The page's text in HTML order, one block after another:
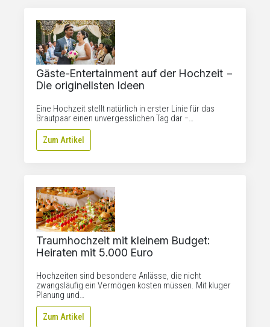
Gäste-Entertainment auf der Hochzeit −
Die originellsten Ideen
Eine Hochzeit stellt natürlich in erster Linie für das
Brautpaar einen unvergesslichen Tag dar −…
Zum Artikel
Traumhochzeit mit kleinem Budget:
Heiraten mit 5.000 Euro
Hochzeiten sind besondere Anlässe, die nicht
zwangsläufig ein Vermögen kosten müssen. Mit kluger
Planung und…
Zum Artikel